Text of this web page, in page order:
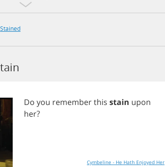
Stained
Do you rememberthis stain upon
her?
Cymbeline - He Hath Enjoyed Her